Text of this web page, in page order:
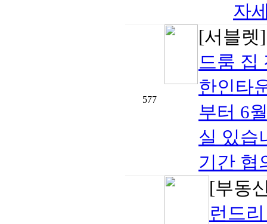
자
577
[서블
드룸 집
한인타
부터 6
실 있습
기간 협
[부동
런드